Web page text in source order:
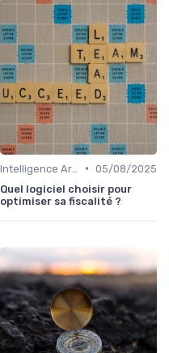
• 05/08/2025
Quel logiciel choisir pour
optimiser sa fiscalité ?